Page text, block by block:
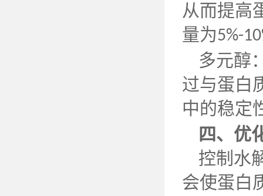
从而提高
量为5%-
多元醇
过与蛋白
中的稳定
四、 优
控制水
会使蛋白